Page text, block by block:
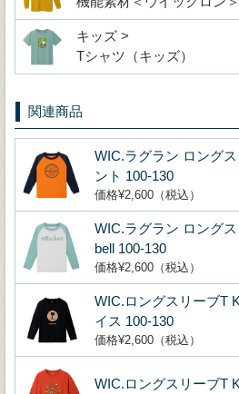
キッズ >
Tシャツ（キッズ）
関連商品
WIC.ラグラン ロング
ント 100-130
価格¥2,600（税込）
WIC.ラグラン ロング
bell 100-130
価格¥2,600（税込）
WIC.ロングスリーブT
イス 100-130
価格¥2,600（税込）
WIC.ロングスリーブT